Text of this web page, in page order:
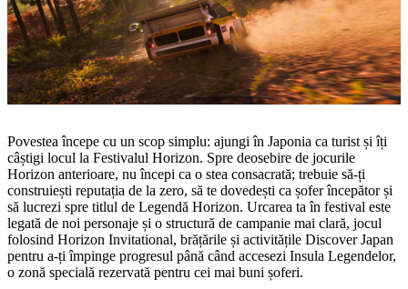
Povestea începe cu un scop simplu: ajungi în Japonia ca turist și îți
câștigi locul la Festivalul Horizon. Spre deosebire de jocurile
Horizon anterioare, nu începi ca o stea consacrată; trebuie să‑ți
construiești reputația de la zero, să te dovedești ca șofer începător și
să lucrezi spre titlul de Legendă Horizon. Urcarea ta în festival este
legată de noi personaje și o structură de campanie mai clară, jocul
folosind Horizon Invitational, brățările și activitățile Discover Japan
pentru a‑ți împinge progresul până când accesezi Insula Legendelor,
o zonă specială rezervată pentru cei mai buni șoferi.